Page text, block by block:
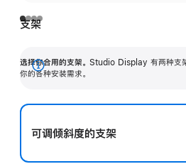
支架
选择你合用的支架。 Studio Display 有两种支
你的各种安装需求。
展
可调倾斜度的支架